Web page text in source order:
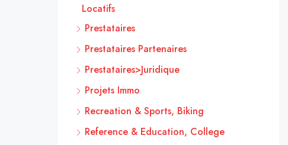
Locatifs
Prestataires
Prestataires Partenaires
Prestataires>Juridique
Projets Immo
Recreation & Sports, Biking
Reference & Education, College